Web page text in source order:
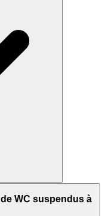
WC suspendus à